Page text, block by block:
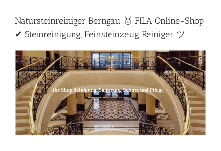
Natursteinreiniger Berngau 🥇 FILA Online-Shop
✔ Steinreinigung, Feinsteinzeug Reiniger ツ